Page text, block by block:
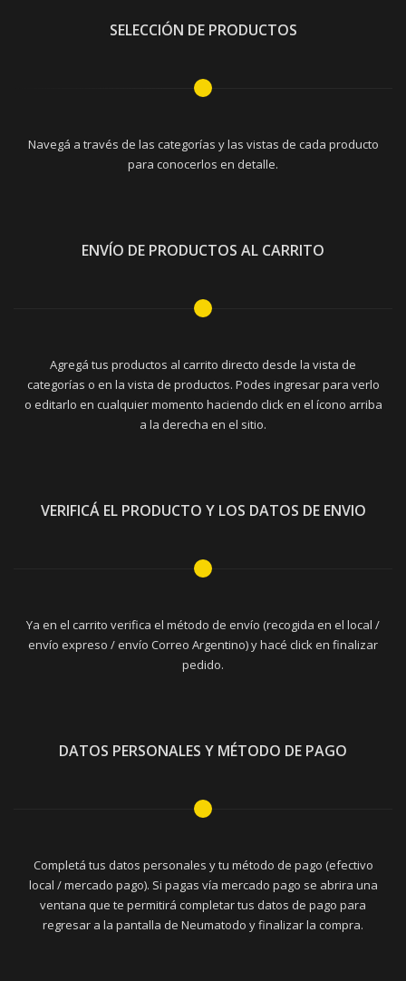
SELECCIÓN DE PRODUCTOS
Navegá a través de las categorías y las vistas de cada producto
para conocerlos en detalle.
ENVÍO DE PRODUCTOS AL CARRITO
Agregá tus productos al carrito directo desde la vista de
categorías o en la vista de productos. Podes ingresar para verlo
o editarlo en cualquier momento haciendo click en el ícono arriba
a la derecha en el sitio.
VERIFICÁ EL PRODUCTO Y LOS DATOS DE ENVIO
Ya en el carrito verifica el método de envío (recogida en el local /
envío expreso / envío Correo Argentino) y hacé click en finalizar
pedido.
DATOS PERSONALES Y MÉTODO DE PAGO
Completá tus datos personales y tu método de pago (efectivo
local / mercado pago). Si pagas vía mercado pago se abrira una
ventana que te permitirá completar tus datos de pago para
regresar a la pantalla de Neumatodo y finalizar la compra.